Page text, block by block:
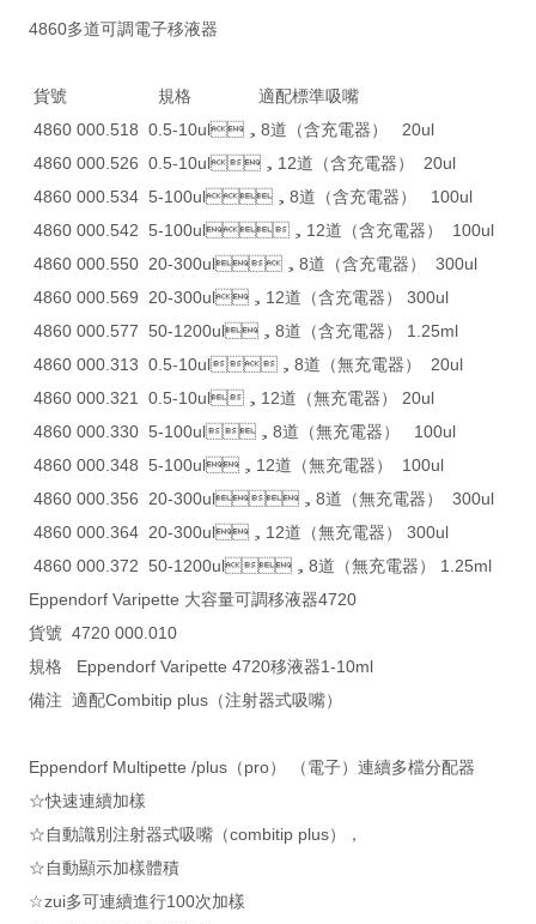
4860多道可調電子移液器
貨號 規格 適配標準吸嘴
4860 000.518 0.5-10ul，8道（含充電器） 20ul
4860 000.526 0.5-10ul，12道（含充電器） 20ul
4860 000.534 5-100ul，8道（含充電器） 100ul
4860 000.542 5-100ul，12道（含充電器） 100ul
4860 000.550 20-300ul，8道（含充電器） 300ul
4860 000.569 20-300ul，12道（含充電器） 300ul
4860 000.577 50-1200ul，8道（含充電器） 1.25ml
4860 000.313 0.5-10ul，8道（無充電器） 20ul
4860 000.321 0.5-10ul，12道（無充電器） 20ul
4860 000.330 5-100ul，8道（無充電器） 100ul
4860 000.348 5-100ul，12道（無充電器） 100ul
4860 000.356 20-300ul，8道（無充電器） 300ul
4860 000.364 20-300ul，12道（無充電器） 300ul
4860 000.372 50-1200ul，8道（無充電器） 1.25ml
Eppendorf Varipette 大容量可調移液器4720
貨號 4720 000.010
規格 Eppendorf Varipette 4720移液器1-10ml
備注 適配Combitip plus（注射器式吸嘴）
Eppendorf Multipette /plus（pro） （電子）連續多檔分配器
☆快速連續加樣
☆自動識別注射器式吸嘴（combitip plus），
☆自動顯示加樣體積
☆zui多可連續進行100次加樣